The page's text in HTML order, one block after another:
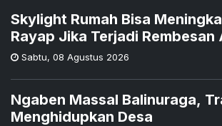
Skylight Rumah Bisa
Rayap Jika Terjadi Rembesan
Sabtu, 08 Agustus 2026
Ngaben Massal Balinuraga,
Menghidupkan Desa